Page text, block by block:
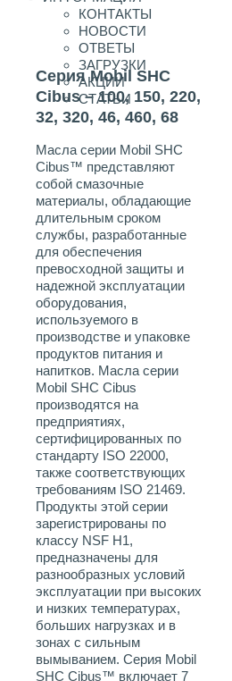
КОНТАКТЫ
НОВОСТИ
ОТВЕТЫ
ЗАГРУЗКИ
АКЦИИ
СТАТЬИ
Серия Mobil SHC
Cibus – 100, 150, 220,
32, 320, 46, 460, 68
Масла серии Mobil SHC
Cibus™ представляют
собой смазочные
материалы, обладающие
длительным сроком
службы, разработанные
для обеспечения
превосходной защиты и
надежной эксплуатации
оборудования,
используемого в
производстве и упаковке
продуктов питания и
напитков. Масла серии
Mobil SHC Cibus
производятся на
предприятиях,
сертифицированных по
стандарту ISO 22000,
также соответствующих
требованиям ISO 21469.
Продукты этой серии
зарегистрированы по
классу NSF H1,
предназначены для
разнообразных условий
эксплуатации при высоких
и низких температурах,
больших нагрузках и в
зонах с сильным
вымыванием. Серия Mobil
SHC Cibus™ включает 7